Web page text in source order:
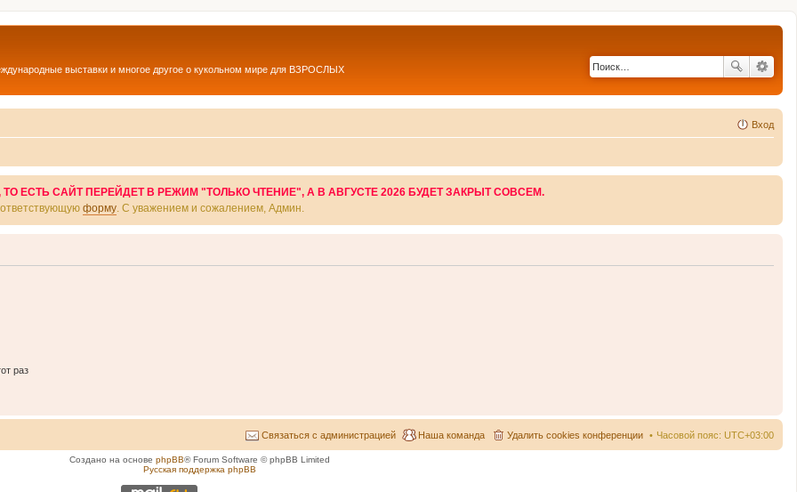
выставки и многое другое о кукольном мире для ВЗРОСЛЫХ
Вход
ЕСТЬ САЙТ ПЕРЕЙДЕТ В РЕЖИМ "ТОЛЬКО ЧТЕНИЕ", А В АВГУСТЕ 2026 БУДЕТ ЗАКРЫТ СОВСЕМ.
форму . С уважением и сожалением, Админ.
раз
Часовой пояс: UTC+03:00
Удалить cookies конференции
Наша команда
Связаться с администрацией
Создано на основе phpBB® Forum Software © phpBB Limited
Русская поддержка phpBB